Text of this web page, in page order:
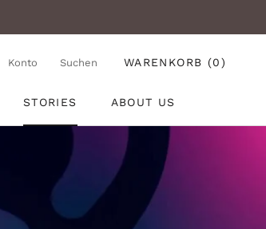
STORIES
ABOUT US
Konto Suchen WARENKORB (0)
Vorherige Nächste